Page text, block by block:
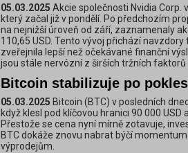
05.03.2025 Akcie společnosti Nvidia Corp.
který začal již v pondělí. Po předchozím
na nejnižší úroveň od září, zaznamenaly
110,65 USD. Tento vývoj přichází
zveřejnila lepší než očekávané finanční
jsou stále nervózní z širších tržních
Bitcoin stabilizuje po
05.03.2025 Bitcoin (BTC) v posledních
když klesl pod klíčovou hranici 90 000 USD
Přestože se cena nyní mírně zotavuje,
BTC dokáže znovu nabrat býčí
výprodejům.